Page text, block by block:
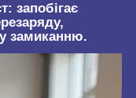
: запобігає
замиканню.